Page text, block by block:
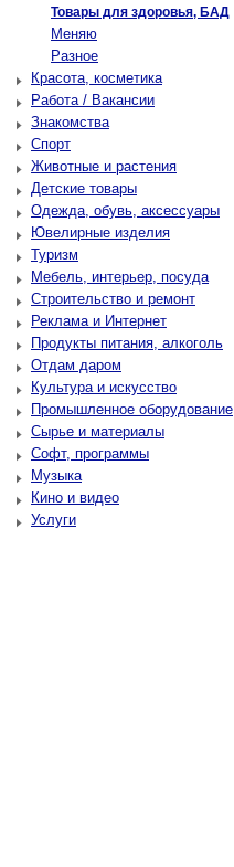
Товары для здоровья, БАД
Меняю
Разное
Красота, косметика
Работа / Вакансии
Знакомства
Спорт
Животные и растения
Детские товары
Одежда, обувь, аксессуары
Ювелирные изделия
Туризм
Мебель, интерьер, посуда
Строительство и ремонт
Реклама и Интернет
Продукты питания, алкоголь
Отдам даром
Культура и искусство
Промышленное оборудование
Сырье и материалы
Софт, программы
Музыка
Кино и видео
Услуги